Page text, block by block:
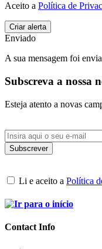
Aceito a Política de
Enviado
A sua mensagem foi
Subscreva a nossa
Esteja atento a novas
Li e aceito a Política
Contact Info